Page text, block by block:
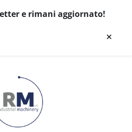
e rimani aggiornato!